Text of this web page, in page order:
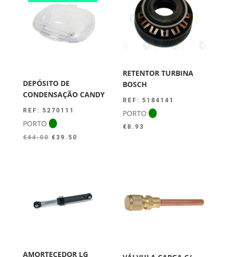
DEPÓSITO DE
CONDENSAÇÃO CANDY
REF: 5270111
PORTO
€44.00 O
€ 39.50
RETENTOR TURBINA
BOSCH
REF: 5184141
PORTO
€ 8.93
AMORTECEDOR LG